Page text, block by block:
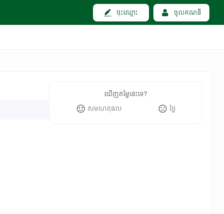
ចុះឈ្មោះ ចូលគណនី
ឃើញតម្លៃនេះទេ?
សមហេតុផល
ថ្លៃ